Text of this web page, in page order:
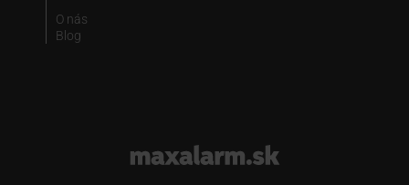
O nás
Blog
www.maxalarm.sk